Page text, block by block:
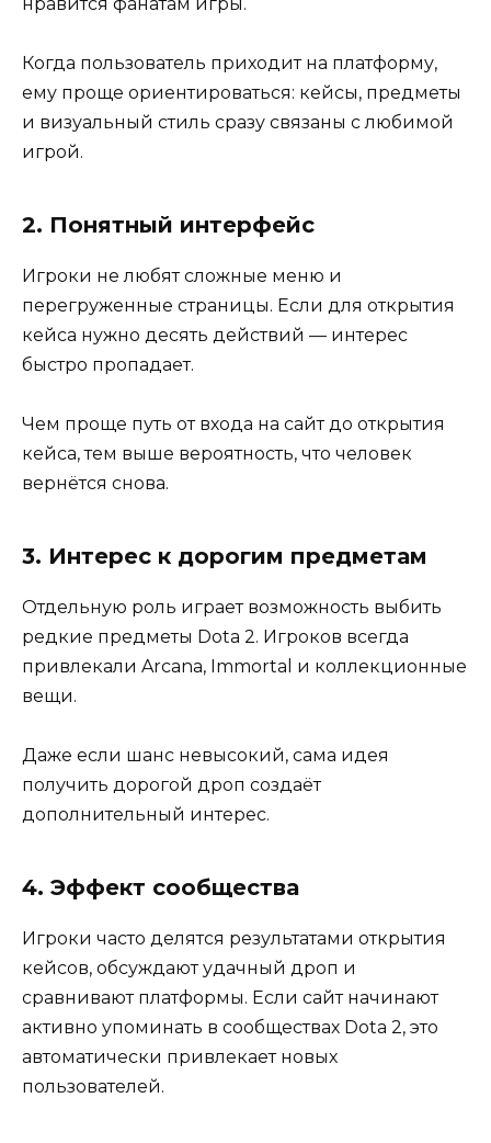
Когда пользователь приходит на платформу,
ему проще ориентироваться: кейсы, предметы
и визуальный стиль сразу связаны с любимой
игрой.
2. Понятный интерфейс
Игроки не любят сложные меню и
перегруженные страницы. Если для открытия
кейса нужно десять действий — интерес
быстро пропадает.
Чем проще путь от входа на сайт до открытия
кейса, тем выше вероятность, что человек
вернётся снова.
3. Интерес к дорогим предметам
Отдельную роль играет возможность выбить
редкие предметы Dota 2. Игроков всегда
привлекали Arcana, Immortal и коллекционные
вещи.
Даже если шанс невысокий, сама идея
получить дорогой дроп создаёт
дополнительный интерес.
4. Эффект сообщества
Игроки часто делятся результатами открытия
кейсов, обсуждают удачный дроп и
сравнивают платформы. Если сайт начинают
активно упоминать в сообществах Dota 2, это
автоматически привлекает новых
пользователей.